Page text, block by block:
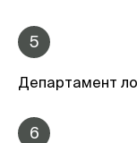
5
Департамент
6